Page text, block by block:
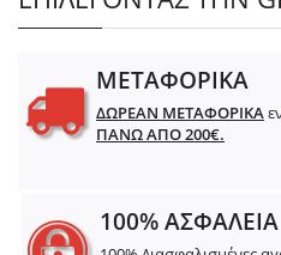
ΜΕΤΑΦΟΡΙΚΑ
ΔΩΡΕΑΝ ΜΕΤΑΦΟΡΙΚΑ
ΠΑΝΩ ΑΠΟ 200€.
100% ΑΣΦΑΛΕΙΑ